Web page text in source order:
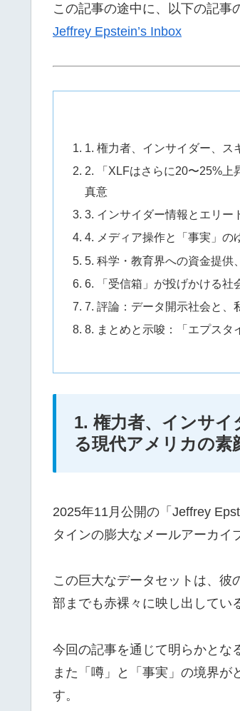
この記事の途中に、以下の記事
Jeffrey Epstein’s Inbox
1. 権力者、インサイダー、
2. 「XLFはさらに20〜25%
真意
3. インサイダー情報とエリ
4. メディア操作と「事実」
5. 科学・教育界への資金提
6. 「受信箱」が投げかける社
7. 評論：データ開示社会と、
8. まとめと示唆：「エプスタ
1. 権力者、インサ
る現代アメリカの素
2025年11月公開の「Jeffrey
タインの膨大なメールアーカイ
この巨大なデータセットは、彼
部までも赤裸々に映し出してい
今回の記事を通じて明らかとな
また「噂」と「事実」の境界
す。